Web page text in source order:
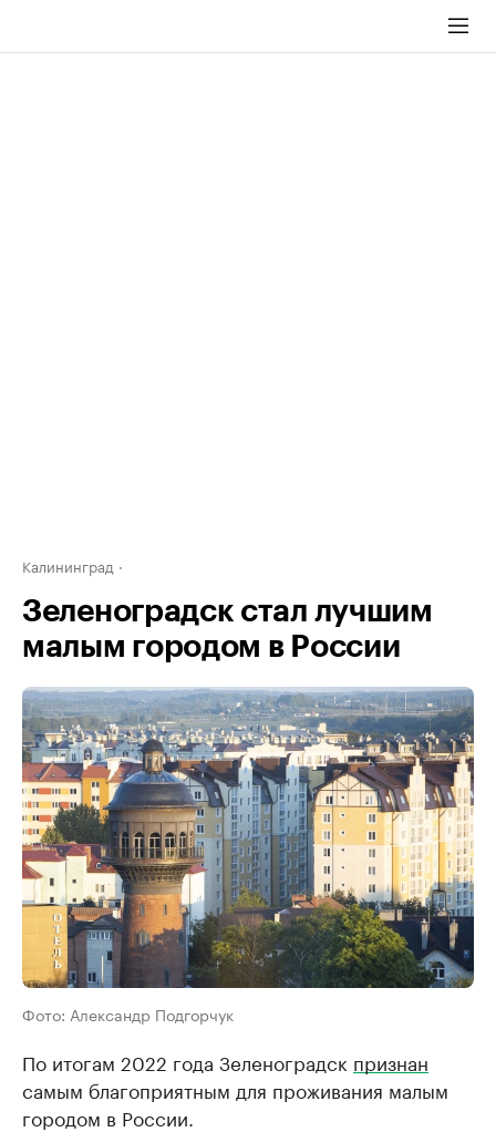
Калининград
Зеленоградск стал лучшим
малым городом в России
Фото: Александр Подгорчук
По итогам 2022 года Зеленоградск признан
самым благоприятным для проживания малым
городом в России.